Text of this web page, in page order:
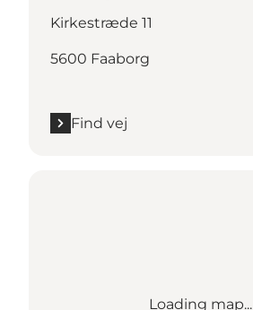
Kirkestræde 11
5600 Faaborg
Find vej
Loading map...